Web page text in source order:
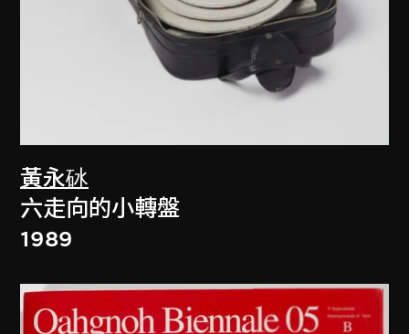
黃永砅
六走向的小轉盤
1989